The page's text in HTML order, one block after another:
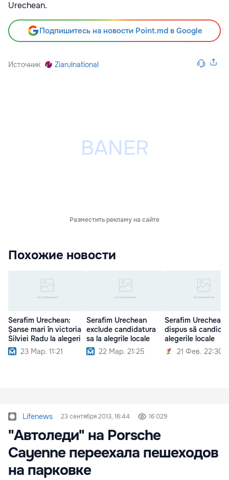
Urechean.
Подпишитесь на новости Point.md в Google
Источник Ziarulnational
Разместить рекламу на сайте
Похожие новости
Serafim Urechean:
Șanse mari în victoria
Silviei Radu la alegeri
23 Мар. 11:21
Serafim Urechean
exclude candidatura
sa la alegrile locale
22 Мар. 21:25
Serafim Urechean
dispus să
alegerile locale
21 Фев. 22:30
Lifenews 23 сентября 2013, 16:44 16 029
"Автоледи" на Porsche
Cayenne переехала пешеходов
на парковке